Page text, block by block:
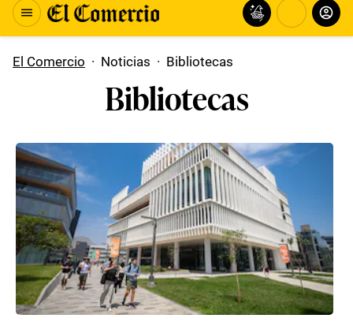
El Comercio · Noticias · Bibliotecas
Bibliotecas